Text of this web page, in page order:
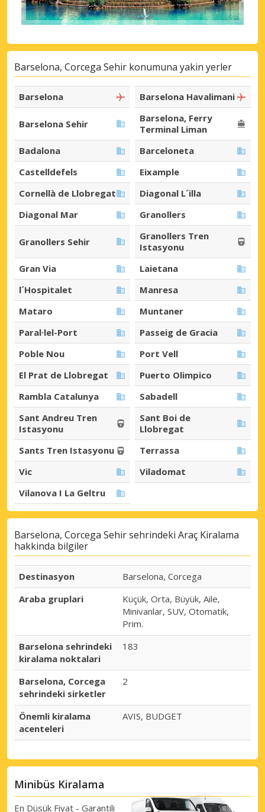
Barselona, Corcega Sehir konumuna yakin yerler
Barselona Barselona Havalimani
Barselona Sehir
Barselona, Ferry
Terminal Liman
Badalona
Barceloneta
Castelldefels
Eixample
Cornellà de Llobregat
Diagonal L´illa
Diagonal Mar
Granollers
Granollers Sehir
Granollers Tren
Istasyonu
Gran Via
Laietana
l´Hospitalet
Manresa
Mataro
Muntaner
Paral·lel-Port
Passeig de Gracia
Poble Nou
Port Vell
El Prat de Llobregat
Puerto Olimpico
Rambla Catalunya
Sabadell
Sant Andreu Tren
Istasyonu
Sant Boi de
Llobregat
Sants Tren Istasyonu
Terrassa
Vic
Viladomat
Vilanova I La Geltru
Barselona, Corcega Sehir sehrindeki Araç Kiralama
hakkinda bilgiler
Destinasyon
Barselona, Corcega
Araba gruplari
Küçük, Orta, Büyük, Aile,
Minivanlar, SUV, Otomatik,
Prim.
Barselona sehrindeki
kiralama noktalari
183
Barselona, Corcega
sehrindeki sirketler
2
Önemli kiralama
acenteleri
AVIS, BUDGET
Minibüs Kiralama
En Düsük Fiyat - Garantili